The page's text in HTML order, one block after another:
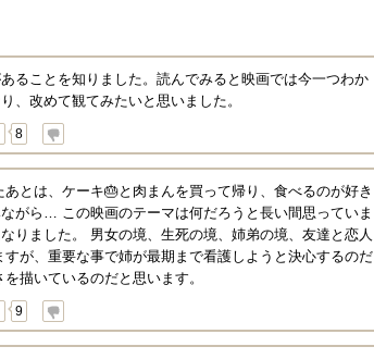
ることを知りました。読んでみると映画では今一つわか
、改めて観てみたいと思いました。
8
とは、ケーキ🎂と肉まんを買って帰り、食べるのが好き
がら… この映画のテーマは何だろうと長い間思っていま
りました。 男女の境、生死の境、姉弟の境、友達と恋人
が、重要な事で姉が最期まで看護しようと決心するのだ
描いているのだと思います。
9